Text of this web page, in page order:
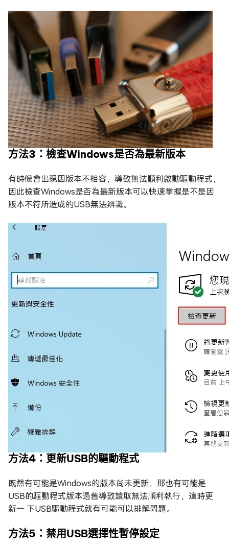
方法3：檢查Windows是否為最新版本
有時候會出現因版本不相容，導致無法順利啟動驅動程式，
因此檢查Windows是否為最新版本可以快速掌握是不是因
版本不符所造成的USB無法辨識。
方法4：更新USB的驅動程式
既然有可能是Windows的版本尚未更新，那也有可能是
USB的驅動程式版本過舊導致讀取無法順利執行，這時更
新一 下USB驅動程式就有可能可以排解問題。
方法5：禁用USB選擇性暫停設定